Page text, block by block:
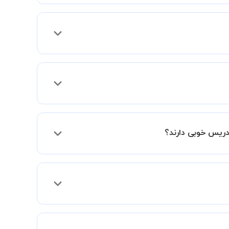
در استادبانک را دریافت میکند.
خوبی دارند؟
اختلاف هزینه آنها با اساتید دیگر به دلیل
و به سطح مطلوب خود برسید.